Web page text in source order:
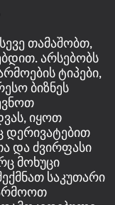
თამაშობთ,
არსებობს
ტიპები,
ბიზნეს
იყოთ
დერივატებით
და ძვირფასი
მოხუცი
საკუთარი